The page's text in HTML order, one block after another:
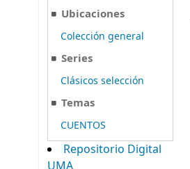
Ubicaciones
Colección general
Series
Clásicos selección
Temas
CUENTOS
Repositorio Digital